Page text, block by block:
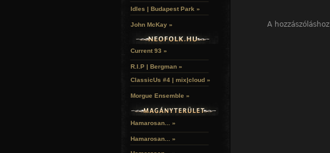
A hozzászóláshoz
Idles | Budapest Park »
John McKay »
Current 93 »
R.I.P | Bergman »
ClassicUs #4 | mix|cloud »
Morgue Ensemble »
Hamarosan... »
Hamarosan... »